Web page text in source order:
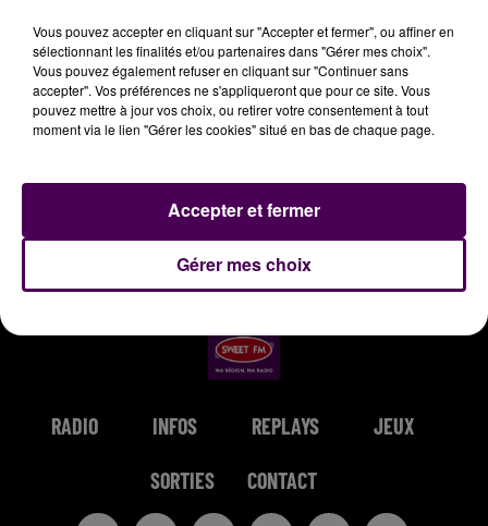
14h06
14h06
Attraction
14h04
14h04
METRO BOOMIN & THE
WEEKND & 21 SAVAGE
Creepin'
14h00
14h00
RADIO INFOS REPLAYS JEUX
SORTIES CONTACT
Vous pouvez accepter en cliquant sur "Accepter et fermer", ou affiner en
sélectionnant les finalités et/ou partenaires dans "Gérer mes choix".
Vous pouvez également refuser en cliquant sur "Continuer sans
accepter". Vos préférences ne s'appliqueront que pour ce site. Vous
pouvez mettre à jour vos choix, ou retirer votre consentement à tout
moment via le lien "Gérer les cookies" situé en bas de chaque page.
Gérer mes choix
Accepter et fermer